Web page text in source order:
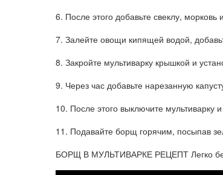
6. После этого добавьте свеклу,
7. Залейте овощи кипящей водой,
8. Закройте мультиварку крышкой и
9. Через час добавьте нарезанную
10. После этого выключите мультиварку
11. Подавайте борщ горячим, посыпав
БОРЩ В МУЛЬТИВАРКЕ РЕЦЕПТ Легко без